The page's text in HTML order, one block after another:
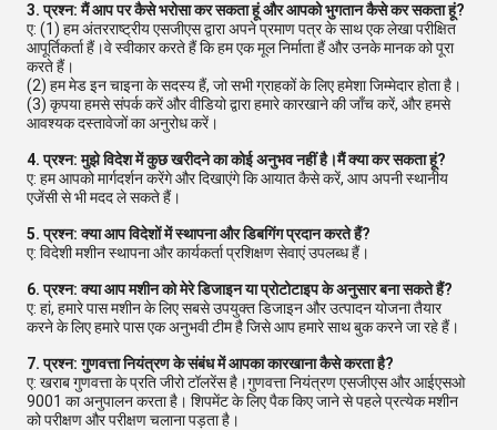
3. प्रश्न: मैं आप पर कैसे भरोसा कर सकता हूं और आपको भुगतान कैसे कर सकता हूं?
ए: (1) हम अंतरराष्ट्रीय एसजीएस द्वारा अपने प्रमाण पत्र के साथ एक लेखा परीक्षित
आपूर्तिकर्ता हैं।वे स्वीकार करते हैं कि हम एक मूल निर्माता हैं और उनके मानक को पूरा
करते हैं।
(2) हम मेड इन चाइना के सदस्य हैं, जो सभी ग्राहकों के लिए हमेशा जिम्मेदार होता है।
(3) कृपया हमसे संपर्क करें और वीडियो द्वारा हमारे कारखाने की जाँच करें, और हमसे
आवश्यक दस्तावेजों का अनुरोध करें।
4. प्रश्न: मुझे विदेश में कुछ खरीदने का कोई अनुभव नहीं है।मैं क्या कर सकता हूं?
ए: हम आपको मार्गदर्शन करेंगे और दिखाएंगे कि आयात कैसे करें, आप अपनी स्थानीय
एजेंसी से भी मदद ले सकते हैं।
5. प्रश्न: क्या आप विदेशों में स्थापना और डिबगिंग प्रदान करते हैं?
ए: विदेशी मशीन स्थापना और कार्यकर्ता प्रशिक्षण सेवाएं उपलब्ध हैं।
6. प्रश्न: क्या आप मशीन को मेरे डिजाइन या प्रोटोटाइप के अनुसार बना सकते हैं?
ए: हां, हमारे पास मशीन के लिए सबसे उपयुक्त डिजाइन और उत्पादन योजना तैयार
करने के लिए हमारे पास एक अनुभवी टीम है जिसे आप हमारे साथ बुक करने जा रहे हैं।
7. प्रश्न: गुणवत्ता नियंत्रण के संबंध में आपका कारखाना कैसे करता है?
ए: खराब गुणवत्ता के प्रति जीरो टॉलरेंस है।गुणवत्ता नियंत्रण एसजीएस और आईएसओ
9001 का अनुपालन करता है। शिपमेंट के लिए पैक किए जाने से पहले प्रत्येक मशीन
को परीक्षण और परीक्षण चलाना पड़ता है।